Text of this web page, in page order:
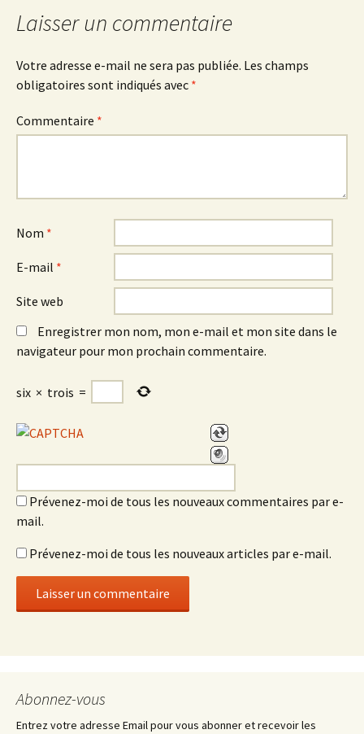
articles
Laisser un commentaire
Votre adresse e-mail ne sera pas publiée. Les champs
obligatoires sont indiqués avec *
Commentaire *
Nom *
E-mail *
Site web
Enregistrer mon nom, mon e-mail et mon site dans le
navigateur pour mon prochain commentaire.
six × trois =
Prévenez-moi de tous les nouveaux commentaires par e-
mail.
Prévenez-moi de tous les nouveaux articles par e-mail.
Abonnez-vous
Entrez votre adresse Email pour vous abonner et recevoir les